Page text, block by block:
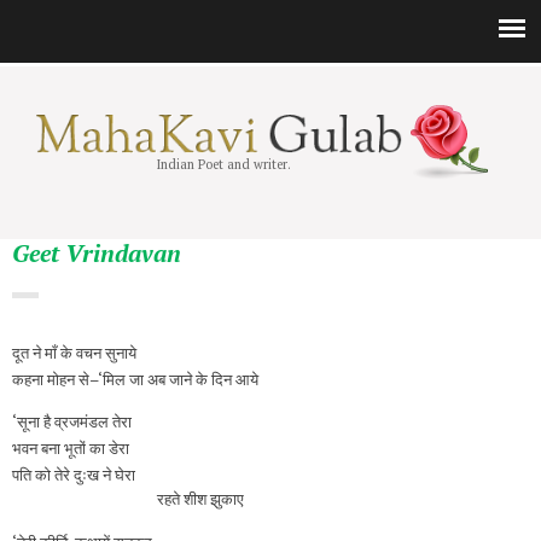
Indian Poet and writer.
Geet Vrindavan
दूत ने माँ के वचन सुनाये
कहना मोहन से–‘मिल जा अब जाने के दिन आये
‘सूना है व्रजमंडल तेरा
भवन बना भूतों का डेरा
पति को तेरे दुःख ने घेरा
रहते शीश झुकाए